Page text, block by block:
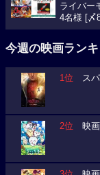
ライバー
4名様 [〆
今週の映画ラン
1位 スパ
2位 映画